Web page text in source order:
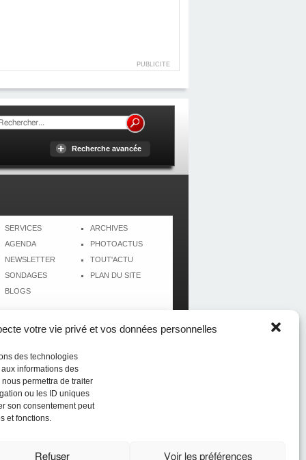
votre vie privé et vos données personnelles
des technologies
informations des
permettra de traiter
ou les ID uniques
son consentement peut
et fonctions.
Refuser Voir les préférences
PUBLICITE
Recherche avancée
SERVICES
AGENDA
NEWSLETTER
SONDAGES
BLOGS
ARCHIVES
PHOTOACTUS
TOUT'ACTU
PLAN DU SITE